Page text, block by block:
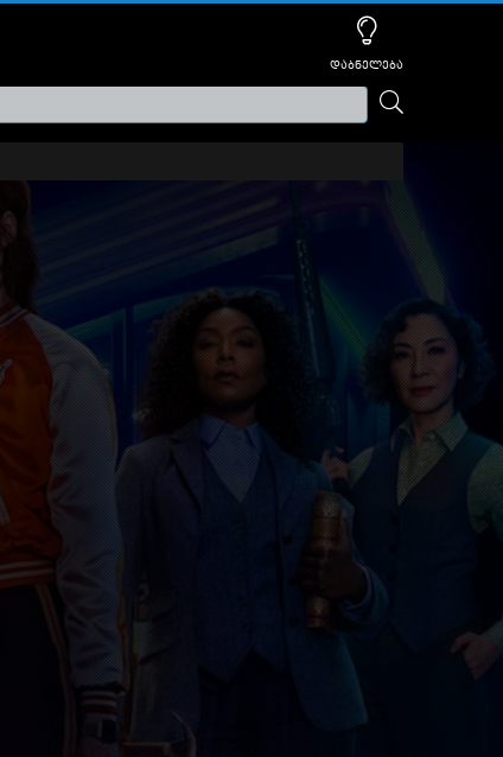
დაბნელება